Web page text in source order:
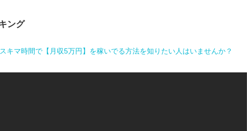
ング
キマ時間で【月収5万円】を稼いでる方法を知りたい人はいませんか？